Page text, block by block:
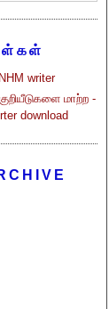
writer
மாற்ற -
download